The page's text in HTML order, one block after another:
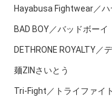
Hayabusa Fightwear／
BAD BOY／バッドボーイ
DETHRONE ROYALTY／
麺ZINさいとう
Tri-Fight／トライファイト